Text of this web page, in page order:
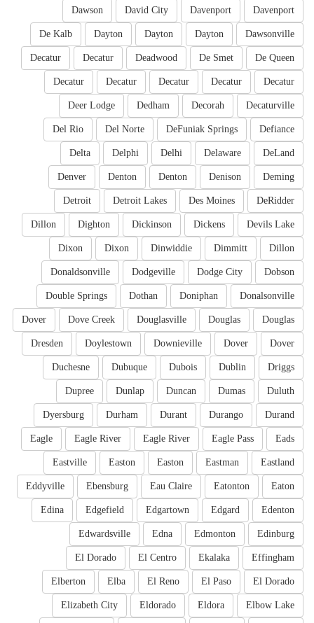
Davenport
Davenport
David City
Dawson
Dawsonville
Dayton
Dayton
Dayton
De Kalb
De Queen
De Smet
Deadwood
Decatur
Decatur
Decatur
Decatur
Decatur
Decatur
Decatur
Decaturville
Decorah
Dedham
Deer Lodge
Defiance
DeFuniak Springs
Del Norte
Del Rio
DeLand
Delaware
Delhi
Delphi
Delta
Deming
Denison
Denton
Denton
Denver
DeRidder
Des Moines
Detroit Lakes
Detroit
Devils Lake
Dickens
Dickinson
Dighton
Dillon
Dillon
Dimmitt
Dinwiddie
Dixon
Dixon
Dobson
Dodge City
Dodgeville
Donaldsonville
Donalsonville
Doniphan
Dothan
Double Springs
Douglas
Douglas
Douglasville
Dove Creek
Dover
Dover
Dover
Downieville
Doylestown
Dresden
Driggs
Dublin
Dubois
Dubuque
Duchesne
Duluth
Dumas
Duncan
Dunlap
Dupree
Durand
Durango
Durant
Durham
Dyersburg
Eads
Eagle Pass
Eagle River
Eagle River
Eagle
Eastland
Eastman
Easton
Easton
Eastville
Eaton
Eatonton
Eau Claire
Ebensburg
Eddyville
Edenton
Edgard
Edgartown
Edgefield
Edina
Edinburg
Edmonton
Edna
Edwardsville
Effingham
Ekalaka
El Centro
El Dorado
El Dorado
El Paso
El Reno
Elba
Elberton
Elbow Lake
Eldora
Eldorado
Elizabeth City